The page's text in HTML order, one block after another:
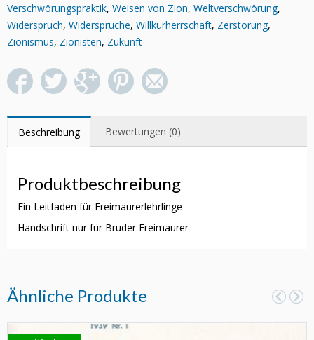
Verschwörungspraktik, Weisen von Zion, Weltverschwörung,
Widerspruch, Widersprüche, Willkürherrschaft, Zerstörung,
Zionismus, Zionisten, Zukunft
Beschreibung Bewertungen (0)
Produktbeschreibung
Ein Leitfaden für Freimaurerlehrlinge
Handschrift nur für Bruder Freimaurer
Ähnliche Produkte